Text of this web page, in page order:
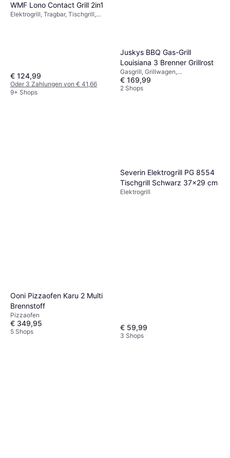
WMF Lono Contact Grill 2in1
Elektrogrill, Tragbar, Tischgrill,
€ 124,99
Oder 3 Zahlungen von € 41,66
9+ Shops
Juskys BBQ Gas-Grill
Louisiana 3 Brenner Grillrost
Gasgrill, Grillwagen,
Bodenbrenner, Rad, Deckel,
Thermometer, Warmhalterost,
€ 169,99
2 Shops
Ooni Pizzaofen Karu 2 Multi
Brennstoff
Pizzaofen
€ 349,95
5 Shops
Severin Elektrogrill PG 8554
Tischgrill Schwarz 37x29 cm
Elektrogrill
€ 59,99
3 Shops